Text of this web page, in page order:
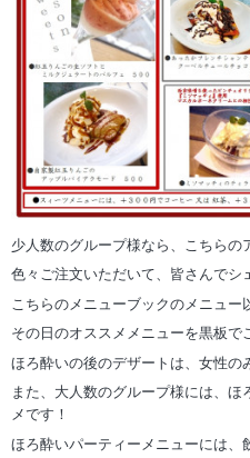
少人数のグループ様なら、こちらの
色々ご注文いただいて、皆さんでシ
こちらのメニューブックのメニュー
その日のオススメメニューを黒板で
ほろ酔いの後のデザートは、女性の
また、大人数のグループ様には、
メです！
ほろ酔いパーティーメニューには、